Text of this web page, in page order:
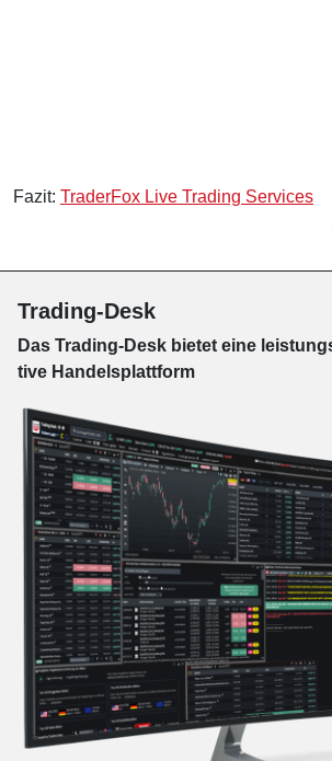
Fazit: TraderFox Live Trading Services
Trading-Desk
Das Trading-Desk bie­tet eine
tive Han­dels­platt­form